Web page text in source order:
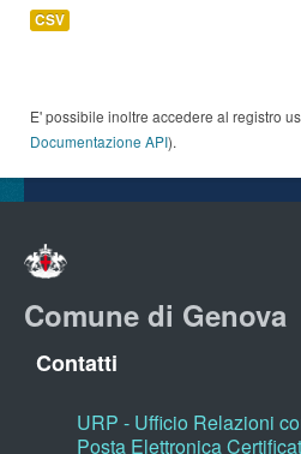
CSV
E' possibile inoltre accedere al registro
Documentazione API).
Comune di Genova
Contatti
URP - Ufficio Relazioni
Posta Elettronica